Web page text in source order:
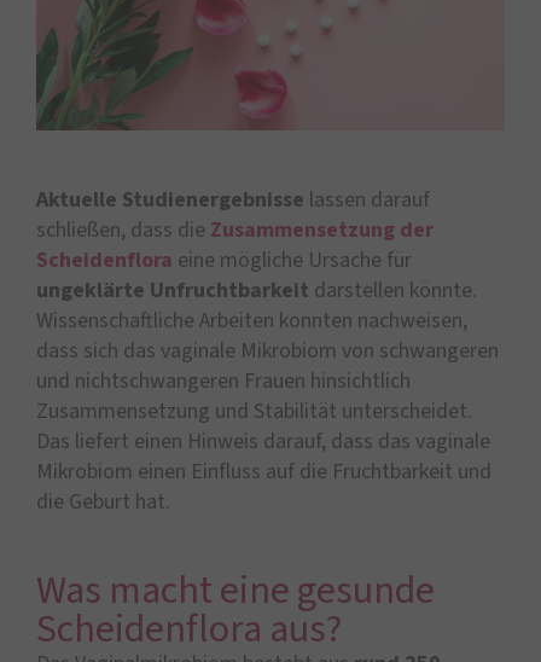
Aktuelle Studienergebnisse lassen darauf
schließen, dass die Zusammensetzung der
Scheidenflora eine mögliche Ursache für
ungeklärte Unfruchtbarkeit darstellen könnte.
Wissenschaftliche Arbeiten konnten nachweisen,
dass sich das vaginale Mikrobiom von schwangeren
und nichtschwangeren Frauen hinsichtlich
Zusammensetzung und Stabilität unterscheidet.
Das liefert einen Hinweis darauf, dass das vaginale
Mikrobiom einen Einfluss auf die Fruchtbarkeit und
die Geburt hat.
Was macht eine gesunde
Scheidenflora aus?